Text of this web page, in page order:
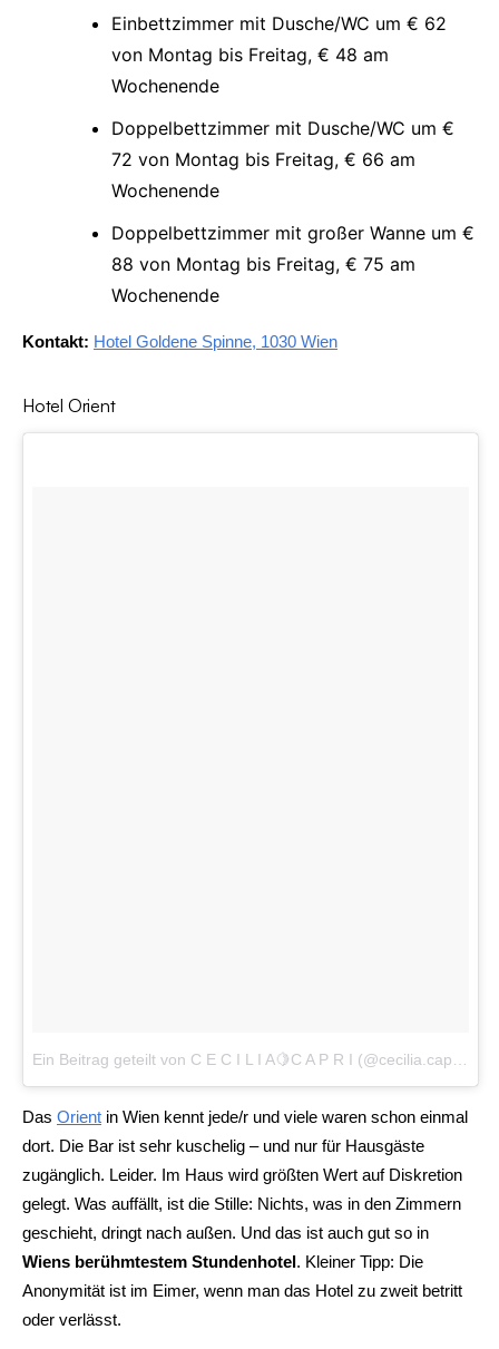
Einbettzimmer mit Dusche/WC um € 62
von Montag bis Freitag, € 48 am
Wochenende
Doppelbettzimmer mit Dusche/WC um €
72 von Montag bis Freitag, € 66 am
Wochenende
Doppelbettzimmer mit großer Wanne um €
88 von Montag bis Freitag, € 75 am
Wochenende
Kontakt: Hotel Goldene Spinne, 1030 Wien
Hotel Orient
Das Orient in Wien kennt jede/r und viele waren schon einmal
dort. Die Bar ist sehr kuschelig – und nur für Hausgäste
zugänglich. Leider. Im Haus wird größten Wert auf Diskretion
gelegt. Was auffällt, ist die Stille: Nichts, was in den Zimmern
geschieht, dringt nach außen. Und das ist auch gut so in
Wiens berühmtestem Stundenhotel. Kleiner Tipp: Die
Anonymität ist im Eimer, wenn man das Hotel zu zweit betritt
oder verlässt.